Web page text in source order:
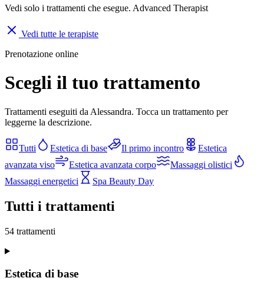
Vedi solo i trattamenti che esegue. Advanced Therapist
Vedi tutte le terapiste
Prenotazione online
Scegli il tuo trattamento
Trattamenti eseguiti da Alessandra. Tocca un trattamento per
leggerne la descrizione.
Tutti Estetica di base Il primo incontro
Estetica
avanzata viso
Estetica avanzata corpo
Massaggi olistici
Massaggi energetici
Spa Beauty Day
Tutti i trattamenti
54 trattamenti
Estetica di base